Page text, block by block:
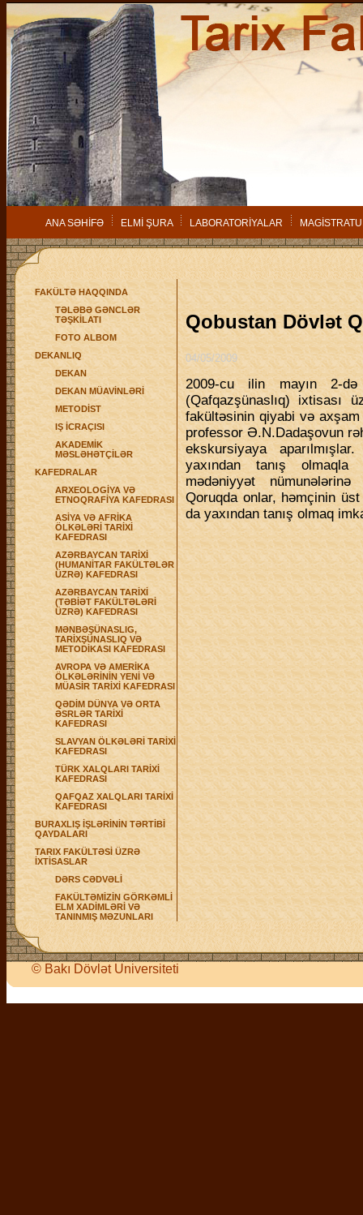
ANA SƏHİFƏ ELMİ ŞURA LABORATORİYALAR
FAKÜLTƏ HAQQINDA
TƏLƏBƏ GƏNCLƏR
TƏŞKİLATI
FOTO ALBOM
DEKANLIQ
DEKAN
DEKAN MÜAVİNLƏRİ
METODİST
IŞ İCRAÇISI
AKADEMİK
MƏSLƏHƏTÇİLƏR
KAFEDRALAR
ARXEOLOGİYA VƏ
ETNOQRAFİYA KAFEDRASI
ASİYA VƏ AFRİKA
ÖLKƏLƏRİ TARİXİ
KAFEDRASI
AZƏRBAYCAN TARİXİ
(HUMANİTAR FAKÜLTƏLƏR
ÜZRƏ) KAFEDRASI
AZƏRBAYCAN TARİXİ
(TƏBİƏT FAKÜLTƏLƏRİ
ÜZRƏ) KAFEDRASI
MƏNBƏŞÜNASLIG,
TARİXŞÜNASLIQ VƏ
METODİKASI KAFEDRASI
AVROPA VƏ AMERİKA
ÖLKƏLƏRİNİN YENİ VƏ
MÜASİR TARİXİ KAFEDRASI
QƏDİM DÜNYA VƏ ORTA
ƏSRLƏR TARİXİ
KAFEDRASI
SLAVYAN ÖLKƏLƏRİ TARİXİ
KAFEDRASI
TÜRK XALQLARI TARİXİ
KAFEDRASI
QAFQAZ XALQLARI TARİXİ
KAFEDRASI
BURAXLIŞ İŞLƏRİNİN TƏRTİBİ
QAYDALARI
TARIX FAKÜLTƏSİ ÜZRƏ
İXTİSASLAR
DƏRS CƏDVƏLİ
FAKÜLTƏMİZİN GÖRKƏMLİ
ELM XADİMLƏRİ VƏ
TANINMIŞ MƏZUNLARI
Qobustan Dövlət
04/05/2009
2009-cu ilin mayın 2-də
(Qafqazşünaslıq) ixtisası
fakültəsinin qiyabi və
professor Ə.N.Dadaşovun
ekskursiyaya
yaxından tanış
mədəniyyət
Qoruqda onlar, həmçinin
da yaxından tanış olmaq
© Bakı Dövlət Universiteti